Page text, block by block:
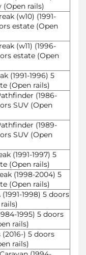
rails)
(w10) (1991-
estate (Open
(w11) (1996-
estate (Open
(1991-1996) 5
(Open rails)
(1986-
SUV (Open
(1989-
SUV (Open
(1991-1997) 5
(Open rails)
(1998-2004) 5
(Open rails)
1998) 5 doors
1995) 5 doors
rails)
(2016-) 5 doors
rails)